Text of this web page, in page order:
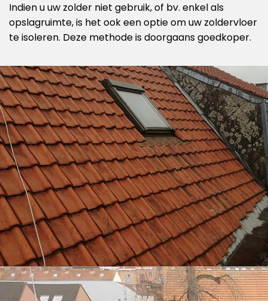
Indien u uw zolder niet gebruik, of bv. enkel als
opslagruimte, is het ook een optie om uw zoldervloer
te isoleren. Deze methode is doorgaans goedkoper.